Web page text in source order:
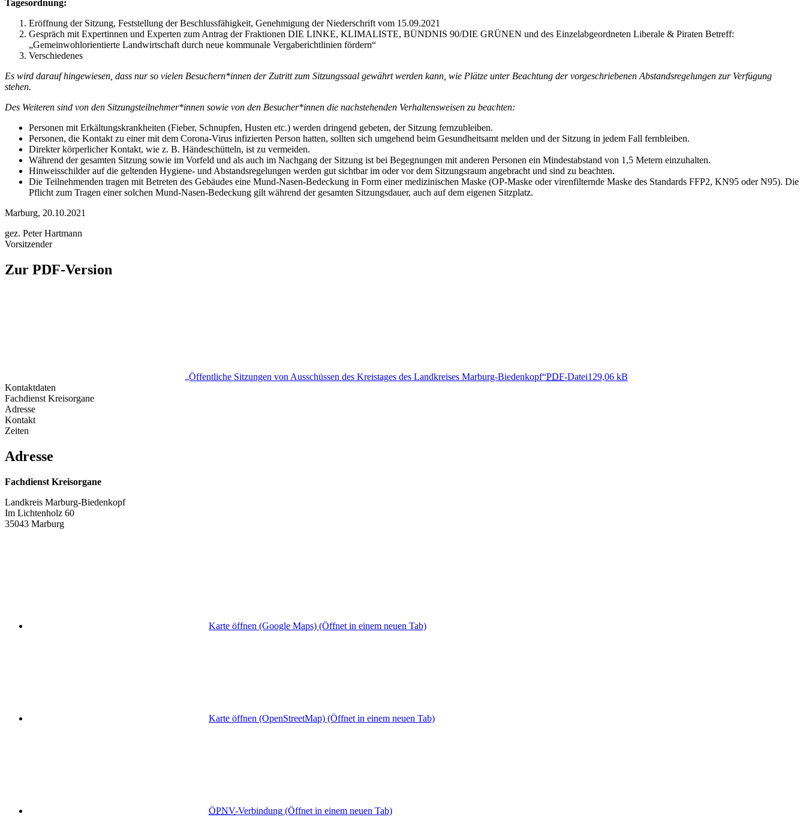
Tagesordnung:
Eröffnung der Sitzung, Feststellung der Beschlussfähigkeit, Genehmigung der Niederschrift vom 15.09.2021
Gespräch mit Expertinnen und Experten zum Antrag der Fraktionen DIE LINKE, KLIMALISTE, BÜNDNIS 90/DIE GRÜNEN und des Einzelabgeordneten Liberale & Piraten Betreff:
„Gemeinwohlorientierte Landwirtschaft durch neue kommunale Vergaberichtlinien fördern“
Verschiedenes
Es wird darauf hingewiesen, dass nur so vielen Besuchern*innen der Zutritt zum Sitzungssaal gewährt werden kann, wie Plätze unter Beachtung der vorgeschriebenen Abstandsregelungen zur Verfügung
stehen.
Des Weiteren sind von den Sitzungsteilnehmer*innen sowie von den Besucher*innen die nachstehenden Verhaltensweisen zu beachten:
Personen mit Erkältungskrankheiten (Fieber, Schnupfen, Husten etc.) werden dringend gebeten, der Sitzung fernzubleiben.
Personen, die Kontakt zu einer mit dem Corona-Virus infizierten Person hatten, sollten sich umgehend beim Gesundheitsamt melden und der Sitzung in jedem Fall fernbleiben.
Direkter körperlicher Kontakt, wie z. B. Händeschütteln, ist zu vermeiden.
Während der gesamten Sitzung sowie im Vorfeld und als auch im Nachgang der Sitzung ist bei Begegnungen mit anderen Personen ein Mindestabstand von 1,5 Metern einzuhalten.
Hinweisschilder auf die geltenden Hygiene- und Abstandsregelungen werden gut sichtbar im oder vor dem Sitzungsraum angebracht und sind zu beachten.
Die Teilnehmenden tragen mit Betreten des Gebäudes eine Mund-Nasen-Bedeckung in Form einer medizinischen Maske (OP-Maske oder virenfilternde Maske des Standards FFP2, KN95 oder N95). Die
Pflicht zum Tragen einer solchen Mund-Nasen-Bedeckung gilt während der gesamten Sitzungsdauer, auch auf dem eigenen Sitzplatz.
Marburg, 20.10.2021
gez. Peter Hartmann
Vorsitzender
Zur PDF-Version
„Öffentliche Sitzungen von Ausschüssen des Kreistages des Landkreises Marburg-Biedenkopf“PDF-Datei129,06 kB
Kontaktdaten
Fachdienst Kreisorgane
Adresse
Kontakt
Zeiten
Adresse
Fachdienst Kreisorgane
Landkreis Marburg-Biedenkopf
Im Lichtenholz 60
35043 Marburg
Karte öffnen (Google Maps) (Öffnet in einem neuen Tab)
Karte öffnen (OpenStreetMap) (Öffnet in einem neuen Tab)
ÖPNV-Verbindung (Öffnet in einem neuen Tab)